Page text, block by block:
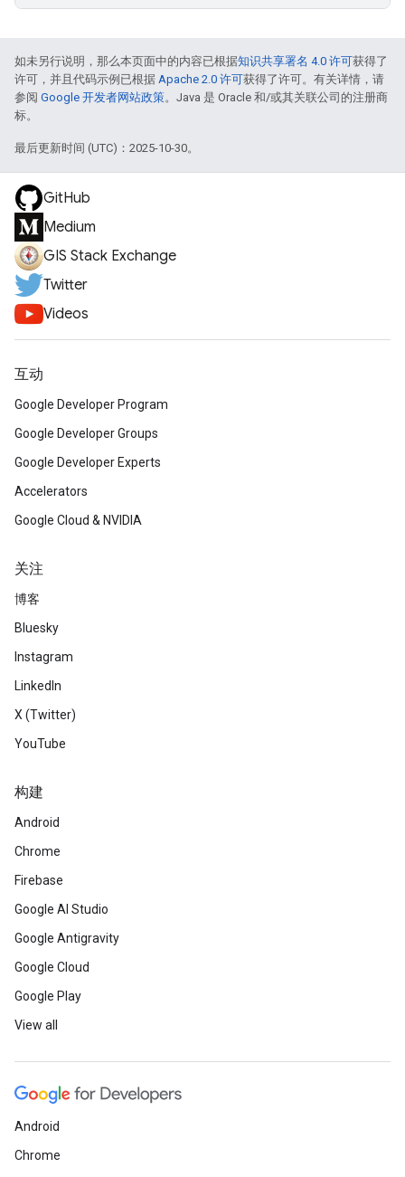
如未另行说明，那么本页面中的内容已根据知识共享署名 4.0 许可获得了
许可，并且代码示例已根据 Apache 2.0 许可获得了许可。有关详情，请
参阅 Google 开发者网站政策。Java 是 Oracle 和/或其关联公司的注册商
标。
最后更新时间 (UTC)：2025-10-30。
GitHub
Medium
GIS Stack Exchange
Twitter
Videos
互动
Google Developer Program
Google Developer Groups
Google Developer Experts
Accelerators
Google Cloud & NVIDIA
关注
博客
Bluesky
Instagram
LinkedIn
X (Twitter)
YouTube
构建
Android
Chrome
Firebase
Google AI Studio
Google Antigravity
Google Cloud
Google Play
View all
Android
Chrome